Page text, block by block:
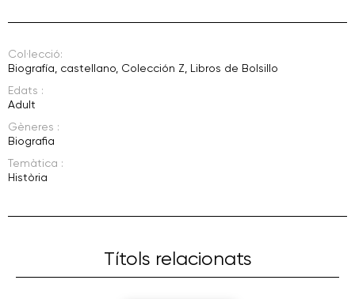
Col·lecció:
Biografía, castellano, Colección Z, Libros de Bolsillo
Edats :
Adult
Gèneres :
Biografia
Temàtica :
Història
Títols relacionats